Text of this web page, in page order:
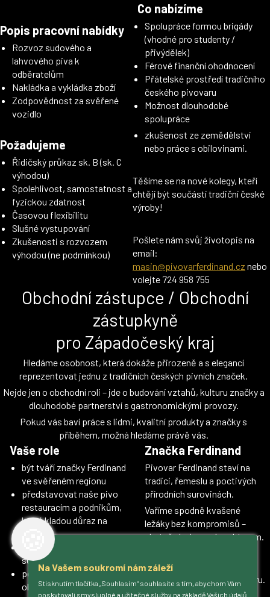
Na Vašem soukromí nám záleží
Stisknutím tlačítka „Souhlasím“ souhlasíte s tím, abychom Vám
poskytovali smysluplné a užitečné služby na základě Vašich údajů
Popis pracovní nabídky
Rozvoz sudového a
lahvového piva k
odběratelům
Nakládka a vykládka zboží
Zodpovědnost za svěřené
vozidlo
Požadujeme
Řidičský průkaz sk. B (sk. C
výhodou)
Spolehlivost, samostatnost a
fyzickou zdatnost
Časovou flexibilitu
Slušné vystupování
Zkušenosti s rozvozem
výhodou (ne podmínkou)
Co nabízíme
Spolupráce formou brigády
(vhodné pro studenty /
přivýdělek)
Férové finanční ohodnocení
Přátelské prostředí tradičního
českého pivovaru
Možnost dlouhodobé
spolupráce
zkušenost ze zemědělství
nebo práce s obilovinami.
Těšíme se na nové kolegy, kteří
chtějí být součástí tradiční české
výroby!
Pošlete nám svůj životopis na
email:
masin@pivovarferdinand.cz nebo
volejte 724 958 755
Obchodní zástupce / Obchodní
zástupkyně
pro Západočeský kraj
Hledáme osobnost, která dokáže přirozeně a s elegancí
reprezentovat jednu z tradičních českých pivních značek.
Nejde jen o obchodní roli – jde o budování vztahů, kulturu značky a
dlouhodobé partnerství s gastronomickými provozy.
Pokud vás baví práce s lidmi, kvalitní produkty a značky s
příběhem, možná hledáme právě vás.
Vaše role
být tváří značky Ferdinand
ve svěřeném regionu
představovat naše pivo
restauracím a podnikům,
které kladou důraz na
rozvíjet dlouhodobé vztahy
se stávajícími partnery
poskytovat odbornou,
obchodní i technickou
Značka Ferdinand
Pivovar Ferdinand staví na
tradici, řemeslu a poctivých
přírodních surovinách.
Vaříme spodně kvašené
ležáky bez kompromisů –
skutečné pivo s charakterem.
české gastronomie
rozmanitost, kvalitu a kulturu.
Značku nevnímáme jako